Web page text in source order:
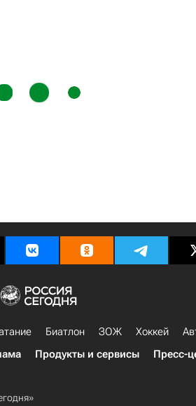
Биатлон ЗОЖ Хоккей
Продукты и сервисы Пресс-